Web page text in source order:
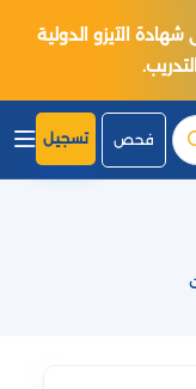
الآيزو الدولية
فحص تسجيل